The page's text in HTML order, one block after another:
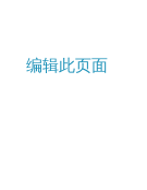
编辑此页面